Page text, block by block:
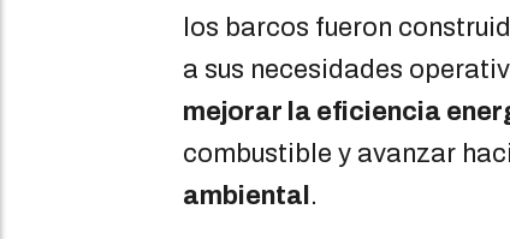
los barcos fueron
a sus necesidades
mejorar la eficiencia
combustible y avanzar
ambiental .